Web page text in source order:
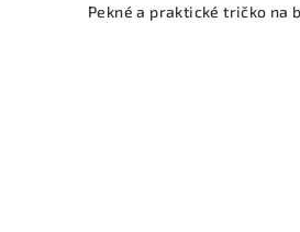
Pekné a praktické tričko na